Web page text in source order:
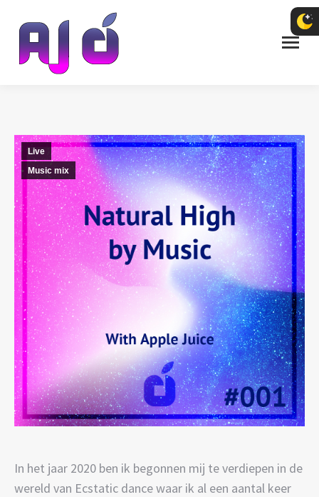
Live
Music mix
In het jaar 2020 ben ik begonnen mij te verdiepen in de
wereld van Ecstatic dance waar ik al een aantal keer